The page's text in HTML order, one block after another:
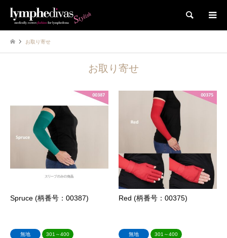
検索
お取り寄せ
お取り寄せ
Spruce (柄番号：00387)
無地 301～400
Red (柄番号：00375)
無地 301～400